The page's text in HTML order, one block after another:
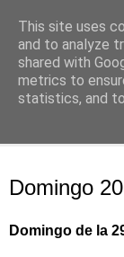
con el Evangelio
Domingo
Domingo de la
This site uses
and to analyze
shared with
metrics to
statistics, and